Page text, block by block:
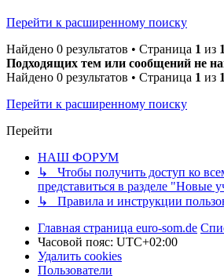
Перейти к расширенному поиску
Найдено 0 результатов • Страница 1 из 1
Подходящих тем или сообщений не
Найдено 0 результатов • Страница 1 из 1
Перейти к расширенному поиску
Перейти
НАШ ФОРУМ
↳ Чтобы получить доступ ко
представиться в разделе "Новые
↳ Правила и инструкции
Главная страница euro-som.de
Часовой пояс: UTC+02:00
Удалить cookies
Пользователи